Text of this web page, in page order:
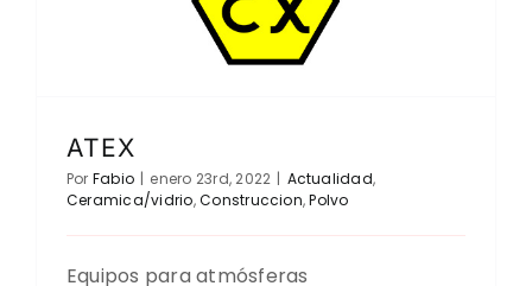
ATEX
Por Fabio | enero 23rd, 2022 | Actualidad,
Ceramica/vidrio,Construccion,Polvo
Equipos para atmósferas